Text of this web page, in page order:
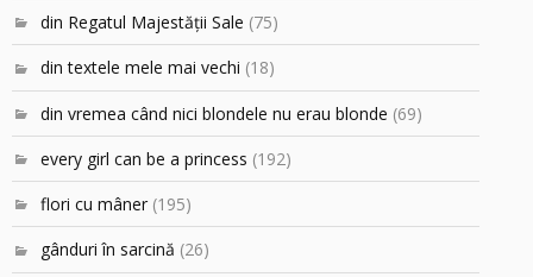
din Regatul Majestăţii Sale (75)
din textele mele mai vechi (18)
din vremea când nici blondele nu erau blonde (69)
every girl can be a princess (192)
flori cu mâner (195)
gânduri în sarcină (26)